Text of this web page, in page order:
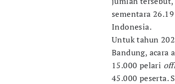
sementara
Indonesia.
Untuk tahun
Bandung, acara
15.000 pelari
45.000 peserta.